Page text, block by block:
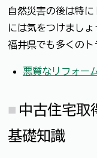
自然災害の後は特
には気をつけましょ
福井県でも多くのト
悪質なリフォー
中古住宅取
基礎知識